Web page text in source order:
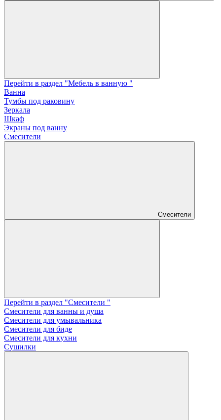
Перейти в раздел "Мебель в ванную "
Ванна
Тумбы под раковину
Зеркала
Шкаф
Экраны под ванну
Смесители
Смесители
Перейти в раздел "Смесители "
Смесители для ванны и душа
Смесители для умывальника
Смесители для биде
Смесители для кухни
Сушилки